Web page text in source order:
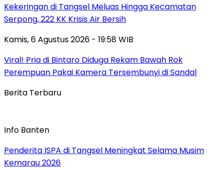
Kekeringan di Tangsel Meluas Hingga Kecamatan
Serpong, 222 KK Krisis Air Bersih
Kamis, 6 Agustus 2026 - 19:58 WIB
Viral! Pria di Bintaro Diduga Rekam Bawah Rok
Perempuan Pakai Kamera Tersembunyi di Sandal
Berita Terbaru
Info Banten
Penderita ISPA di Tangsel Meningkat Selama Musim
Kemarau 2026